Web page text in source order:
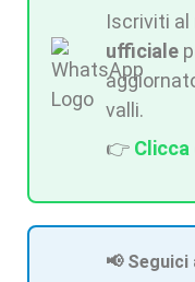
Iscriviti
ufficiale
valli.
👉 Clicca
📢 Seguici